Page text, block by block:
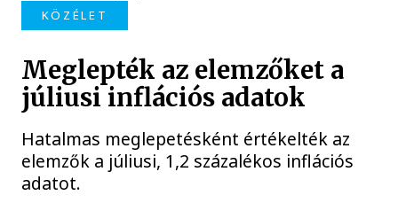
KÖZÉLET
Meglepték az elemzőket a
júliusi inflációs adatok
Hatalmas meglepetésként értékelték az
elemzők a júliusi, 1,2 százalékos inflációs
adatot.